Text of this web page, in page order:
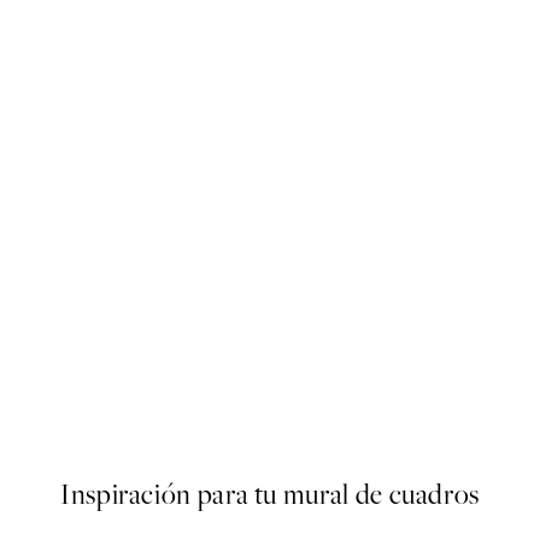
Inspiración para tu mural de cuadros